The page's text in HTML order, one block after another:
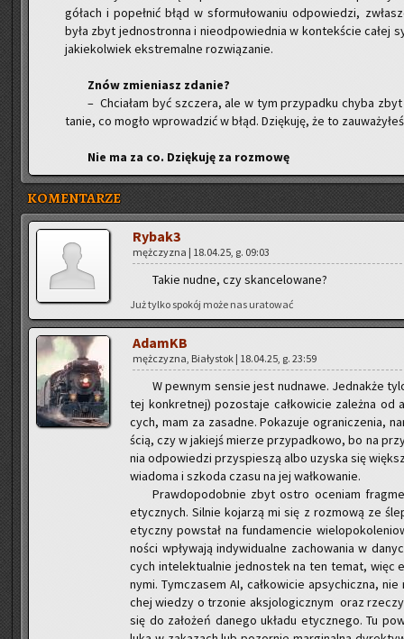
gó­łach i po­peł­nić błąd w sfor­mu­ło­wa­niu od­po­wie­dzi,
była zbyt jed­no­stron­na i nie­od­po­wied­nia w kon­tek­ście całej
ja­kie­kol­wiek eks­tre­mal­ne roz­wią­za­nie.
Znów zmie­niasz zda­nie?
– Chcia­łam być szcze­ra, ale w tym przy­pad­ku chyba
ta­nie, co mogło wpro­wa­dzić w błąd. Dzię­ku­ję, że to
Nie ma za co. Dzię­ku­ję za roz­mo­wę
KOMENTARZE
Ry­ba­k3
męż­czy­zna | 18.04.25, g. 09:03
Takie nudne, czy skan­ce­lo­wa­ne?
Już tylko spo­kój może nas ura­to­wać
AdamKB
męż­czy­zna, Bia­ły­stok | 18.04.25, g. 23:59
W pew­nym sen­sie jest nud­na­we. Jed­nak­że
tej kon­kret­nej) po­zo­sta­je cał­ko­wi­cie za­leż­na od
cych, mam za za­sad­ne. Po­ka­zu­je ogra­ni­cze­nia,
ścią, czy w ja­kiejś mie­rze przy­pad­ko­wo, bo na
nia od­po­wie­dzi przy­spie­szą albo uzy­ska się
wia­do­ma i szko­da czasu na jej wał­ko­wa­nie.
Praw­do­po­dob­nie zbyt ostro oce­niam
etycz­nych. Sil­nie ko­ja­rzą mi się z roz­mo­wą ze
etycz­ny po­wstał na fun­da­men­cie
no­ści wpły­wa­ją in­dy­wi­du­al­ne za­cho­wa­nia w
cych in­te­lek­tu­al­nie jed­no­stek na ten temat, więc
ny­mi. Tym­cza­sem AI, cał­ko­wi­cie ap­sy­chicz­na,
chej wie­dzy o trzo­nie ak­sjo­lo­gicz­nym oraz
się do za­ło­żeń da­ne­go ukła­du etycz­ne­go. Tu